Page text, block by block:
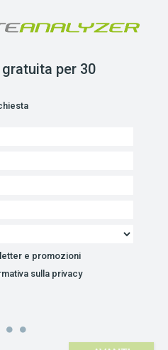
per 30
e promozioni
sulla privacy